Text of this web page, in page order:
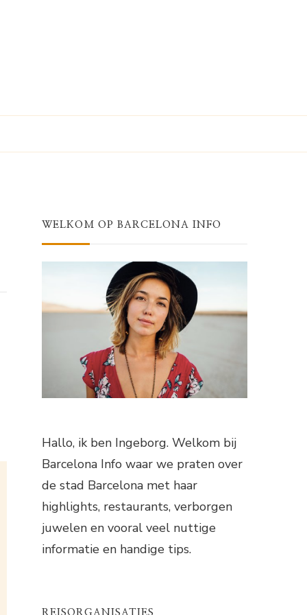
WELKOM OP BARCELONA INFO
Hallo, ik ben Ingeborg. Welkom bij
Barcelona Info waar we praten over
de stad Barcelona met haar
highlights, restaurants, verborgen
juwelen en vooral veel nuttige
informatie en handige tips.
REISORGANISATIES